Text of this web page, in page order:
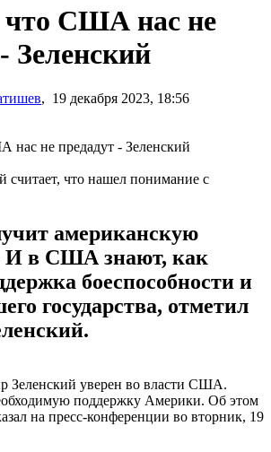
что США нас не
Зеленский
, 19 декабря 2023, 18:56
считает, что нашел понимание с
американскую
в США знают, как
боеспособности и
государства, отметил
Зеленский уверен во власти США.
поддержку Америки. Об этом
на пресс-конференции во вторник, 19